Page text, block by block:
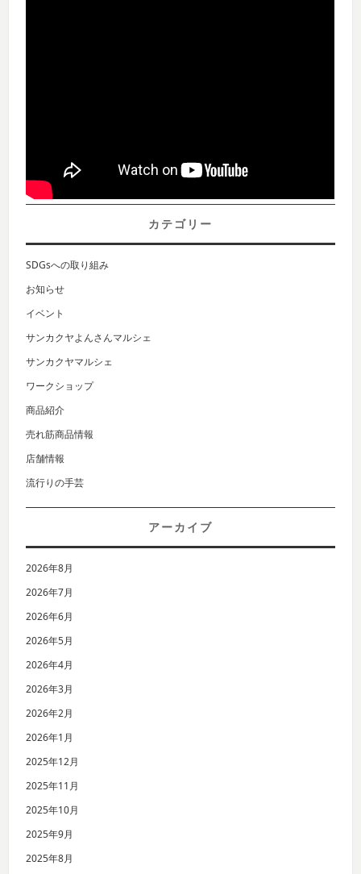
カテゴリー
SDGsへの取り組み
お知らせ
イベント
サンカクヤよんさんマルシェ
サンカクヤマルシェ
ワークショップ
商品紹介
売れ筋商品情報
店舗情報
流行りの手芸
アーカイブ
2026年8月
2026年7月
2026年6月
2026年5月
2026年4月
2026年3月
2026年2月
2026年1月
2025年12月
2025年11月
2025年10月
2025年9月
2025年8月